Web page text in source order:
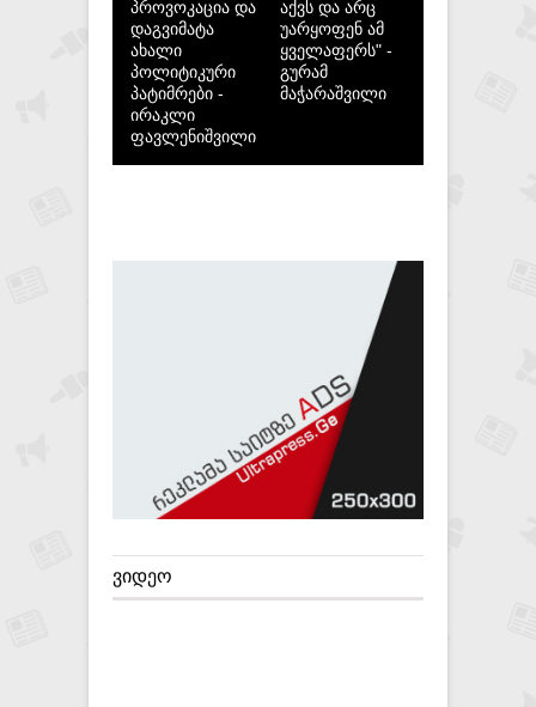
პროვოკაცია და
დაგვიმატა
ახალი
პოლიტიკური
პატიმრები -
ირაკლი
ფავლენიშვილი
აქვს და არც
უარყოფენ ამ
ყველაფერს" -
გურამ
მაჭარაშვილი
ᲕᲘᲓᲔᲝ